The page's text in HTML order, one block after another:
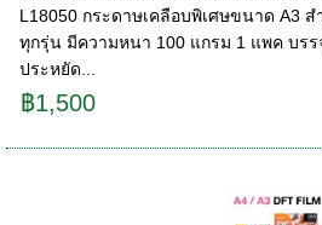
L18050 กระดาษเคลือบพิเศษขนาด A3 ส
ทุกรุ่น มีความหนา 100 แกรม 1 แพค บร
ประหยัด...
฿1,500